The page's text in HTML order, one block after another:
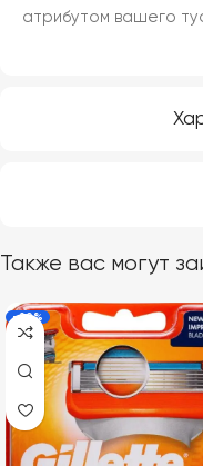
атрибутом вашего
Также вас могут
-20%